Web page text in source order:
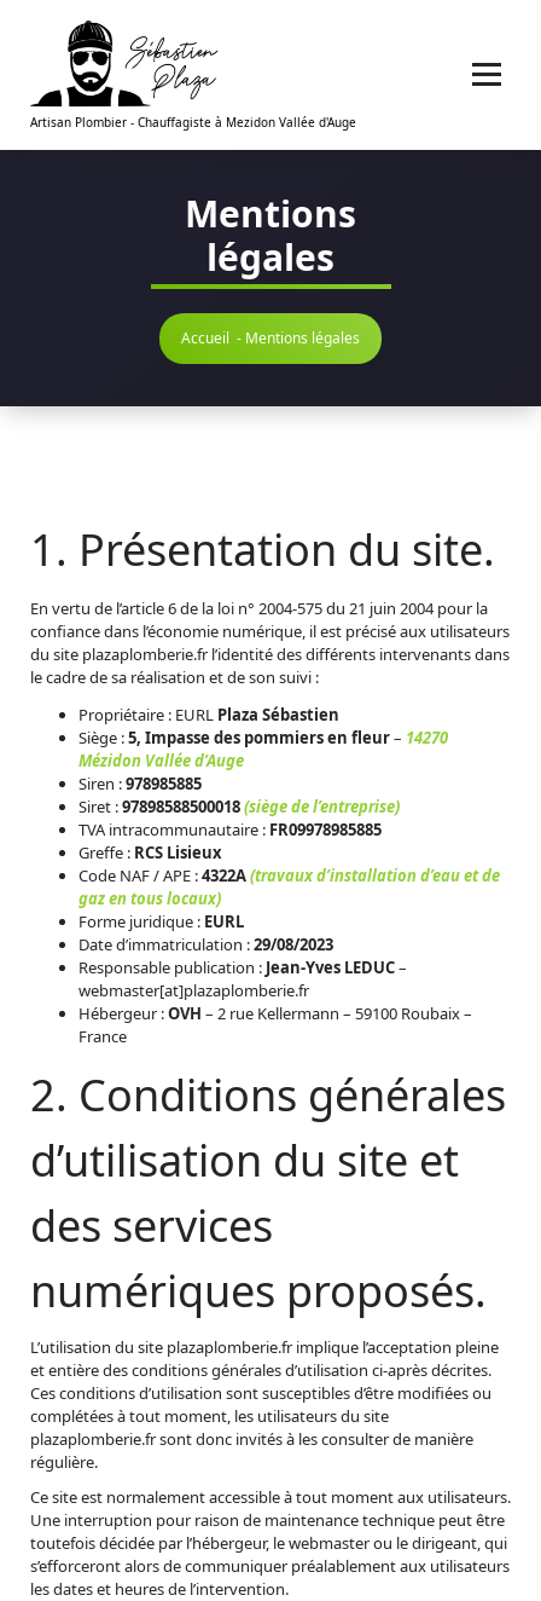
Artisan Plombier - Chauffagiste à Mezidon Vallée d'Auge
Mentions
légales
Accueil - Mentions légales
Présentation du site.
En vertu de l’article 6 de la loi n° 2004-575 du 21 juin 2004 pour la
confiance dans l’économie numérique, il est précisé aux utilisateurs
du site plazaplomberie.fr l’identité des différents intervenants dans
le cadre de sa réalisation et de son suivi :
Propriétaire : EURL Plaza Sébastien
Siège :5, Impasse des pommiers en fleur– 14270
Mézidon Vallée d’Auge
Siren :978985885
Siret :97898588500018(siège de l’entreprise)
TVA intracommunautaire : FR09978985885
Greffe : RCS Lisieux
Code NAF / APE :4322A(travaux d’installation d’eau et de
gaz en tous locaux)
Forme juridique : EURL
Date d’immatriculation :29/08/2023
Responsable publication : Jean-Yves LEDUC–
webmaster[at]plazaplomberie.fr
Hébergeur :OVH – 2 rue Kellermann – 59100 Roubaix –
France
2. Conditions générales
d’utilisation du site et
des services
numériques proposés.
L’utilisation du site plazaplomberie.fr implique l’acceptation pleine
et entière des conditions générales d’utilisation ci-après décrites.
Ces conditions d’utilisation sont susceptibles d’être modifiées ou
complétées à tout moment, les utilisateurs du site
plazaplomberie.fr sont donc invités à les consulter de manière
régulière.
Ce site est normalement accessible à tout moment aux utilisateurs.
Une interruption pour raison de maintenance technique peut être
toutefois décidée par l’hébergeur, le webmaster ou le dirigeant, qui
s’efforceront alors de communiquer préalablement aux utilisateurs
les dates et heures de l’intervention.